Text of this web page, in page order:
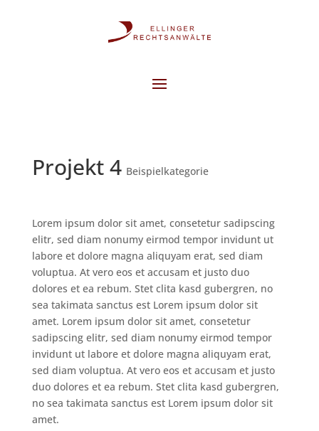
Projekt 4 Beispielkategorie
Lorem ipsum dolor sit amet, consetetur sadipscing
elitr, sed diam nonumy eirmod tempor invidunt ut
labore et dolore magna aliquyam erat, sed diam
voluptua. At vero eos et accusam et justo duo
dolores et ea rebum. Stet clita kasd gubergren, no
sea takimata sanctus est Lorem ipsum dolor sit
amet. Lorem ipsum dolor sit amet, consetetur
sadipscing elitr, sed diam nonumy eirmod tempor
invidunt ut labore et dolore magna aliquyam erat,
sed diam voluptua. At vero eos et accusam et justo
duo dolores et ea rebum. Stet clita kasd gubergren,
no sea takimata sanctus est Lorem ipsum dolor sit
amet.